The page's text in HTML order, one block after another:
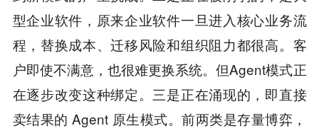
型企业软件，原来企业软件一旦进入核心业务流
程，替换成本、迁移风险和组织阻力都很高。客
户即使不满意，也很难更换系统。但Agent模式正
在逐步改变这种绑定。三是正在涌现的，即直接
卖结果的 Agent 原生模式。前两类是存量博弈，